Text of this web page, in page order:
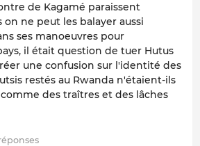
de Kagamé paraissent
on ne peut les balayer aussi
ses manoeuvres pour
il était question de tuer Hutus
une confusion sur l'identité des
restés au Rwanda n'étaient-ils
des traîtres et des lâches